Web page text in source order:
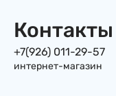
Контакты
+7(926) 011-29-57
интернет-магазин